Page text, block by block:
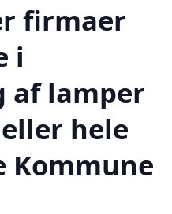
firmaer
i
lamper
hele
Kommune